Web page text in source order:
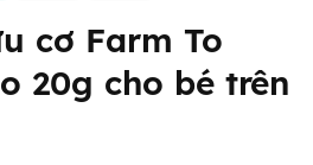
cơ Farm To
20g cho bé trên